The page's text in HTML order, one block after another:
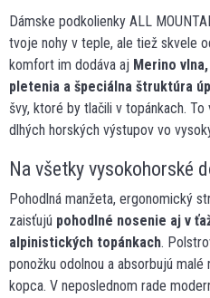
Dámske podkolienky ALL
tvoje nohy v teple, ale tiež skvele
komfort im dodáva aj Merino
pletenia a špeciálna štruktúra
švy, ktoré by tlačili v topánkach.
dlhých horských výstupov vo
Na všetky vysokohorské
Pohodlná manžeta, ergonomický
zaisťujú pohodlné nosenie aj v
alpinistických topánkach.
ponožku odolnou a absorbujú
kopca. V neposlednom rade